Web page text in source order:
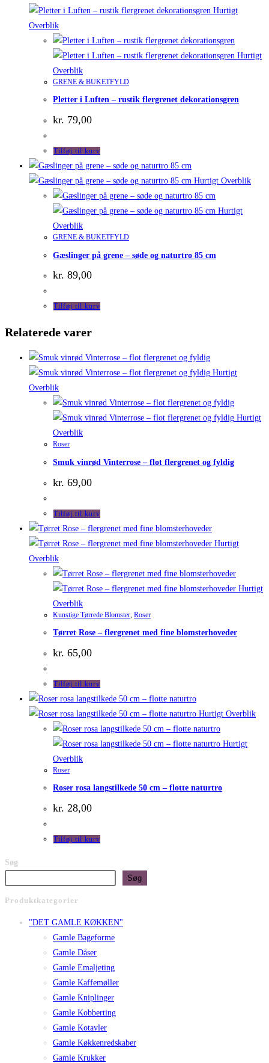
Hurtigt
Overblik
Hurtigt
Overblik
GRENE & BUKETFYLD
Pletter i Luften – rustik flergrenet dekorationsgren
kr. 79,00
Tilføj til kurv
Hurtigt Overblik
Hurtigt
Overblik
GRENE & BUKETFYLD
Gæslinger på grene – søde og naturtro 85 cm
kr. 89,00
Tilføj til kurv
Relaterede varer
Hurtigt
Overblik
Hurtigt
Overblik
Roser
Smuk vinrød Vinterrose – flot flergrenet og fyldig
kr. 69,00
Tilføj til kurv
Hurtigt
Overblik
Hurtigt
Overblik
Kunstige Tørrede Blomster Roser
Tørret Rose – flergrenet med fine blomsterhoveder
kr. 65,00
Tilføj til kurv
Hurtigt Overblik
Hurtigt
Overblik
Roser
Roser rosa langstilkede 50 cm – flotte naturtro
kr. 28,00
Tilføj til kurv
Søg
Søg
Produktkategorier
"DET GAMLE KØKKEN"
Gamle Bageforme
Gamle Dåser
Gamle Emaljeting
Gamle Kaffemøller
Gamle Kniplinger
Gamle Kobberting
Gamle Kotavler
Gamle Køkkenredskaber
Gamle Krukker